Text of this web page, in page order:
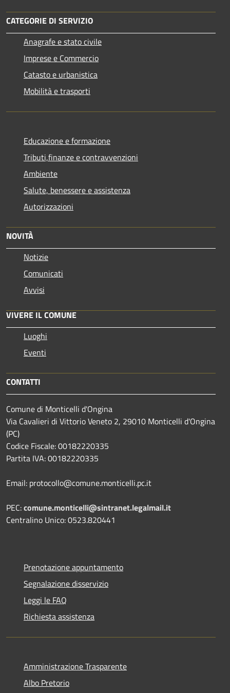
CATEGORIE DI SERVIZIO
Anagrafe e stato civile
Imprese e Commercio
Catasto e urbanistica
Mobilità e trasporti
Educazione e formazione
Tributi,finanze e contravvenzioni
Ambiente
Salute, benessere e assistenza
Autorizzazioni
NOVITÀ
Notizie
Comunicati
Avvisi
VIVERE IL COMUNE
Luoghi
Eventi
CONTATTI
Comune di Monticelli d'Ongina
Via Cavalieri di Vittorio Veneto 2, 29010 Monticelli d'Ongina
(PC)
Codice Fiscale: 00182220335
Partita IVA: 00182220335
Email: protocollo@comune.monticelli.pc.it
PEC:comune.monticelli@sintranet.legalmail.it
Centralino Unico: 0523.820441
Prenotazione appuntamento
Segnalazione disservizio
Leggi le FAQ
Richiesta assistenza
Amministrazione Trasparente
Albo Pretorio